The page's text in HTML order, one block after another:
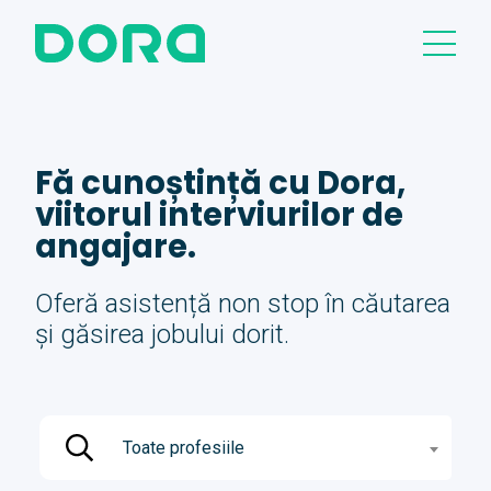
Fă cunoștință cu Dora,
viitorul interviurilor de
angajare.
Oferă asistență non stop în căutarea
și găsirea jobului dorit.
Toate profesiile